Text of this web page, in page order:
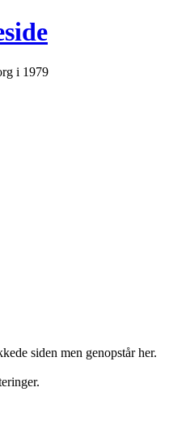
i 1979
siden men genopstår her.